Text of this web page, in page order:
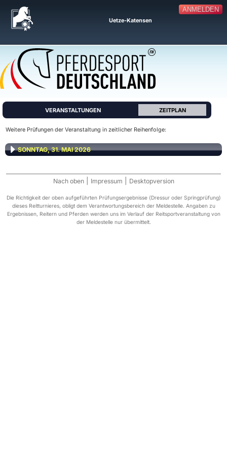
ANMELDEN
Uetze-Katensen
VERANSTALTUNGEN ZEITPLAN
Weitere Prüfungen der Veranstaltung in zeitlicher Reihenfolge:
SONNTAG, 31. MAI 2026
Nach oben Impressum Desktopversion
Die Richtigkeit der oben aufgeführten Prüfungsergebnisse (Dressur oder Springprüfung)
dieses Reitturnieres, obligt dem Verantwortungsbereich der Meldestelle. Angaben zu
Ergebnissen, Reitern und Pferden werden uns im Verlauf der Reitsportveranstaltung von
der Meldestelle nur übermittelt.